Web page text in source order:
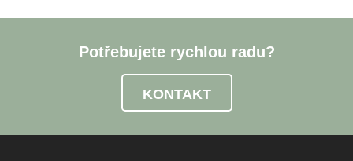
Potřebujete rychlou radu?
KONTAKT